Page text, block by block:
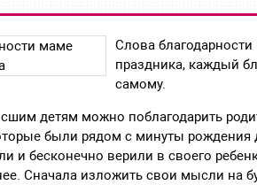
Слова
праздника, каждый
самому.
детям можно поблагодарить
были рядом с минуты рождения
и бесконечно верили в своего
Сначала изложить свои мысли на